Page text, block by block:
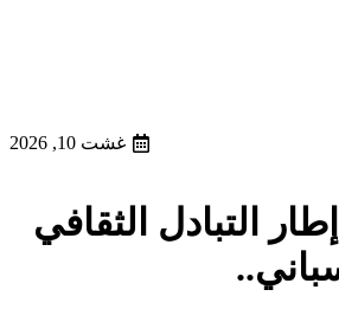
غشت 10, 2026
التبادل الثقافي